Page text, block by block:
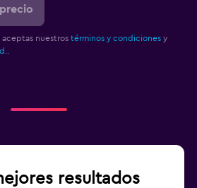
nuestros términos y condiciones y
resultados